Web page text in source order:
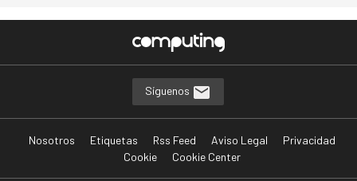
Síguenos
Nosotros Etiquetas Rss Feed Aviso Legal
Privacidad
Cookie
Cookie Center